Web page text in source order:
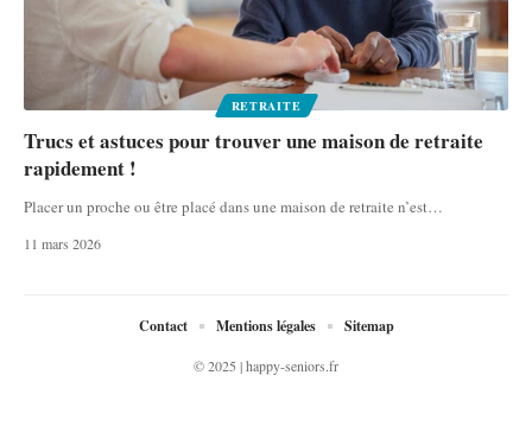
RETRAITE
Trucs et astuces pour trouver une maison de retraite
rapidement !
Placer un proche ou être placé dans une maison de retraite n’est…
11 mars 2026
© 2025 | happy-seniors.fr
Contact Mentions légales Sitemap